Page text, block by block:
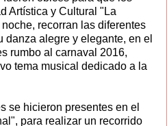
Artística y Cultural "La
recorran las diferentes
danza alegre y elegante, en el
rumbo al carnaval 2016,
tema musical dedicado a la
se hicieron presentes en el
para realizar un recorrido